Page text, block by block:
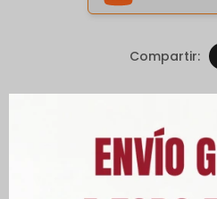
Cambios y
Medios